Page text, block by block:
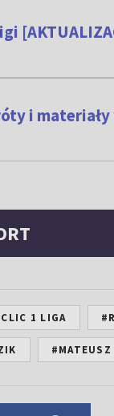
i
1 LIGA